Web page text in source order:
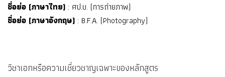
ชื่อย่อ (ภาษาไทย) : ศป.บ. (การถ่ายภาพ)
ชื่อย่อ (ภาษาอังกฤษ) : B.F.A. (Photography)
วิชาเอกหรือความเชี่ยวชาญเฉพาะของหลักสูตร